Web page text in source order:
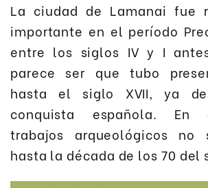
La ciudad de Lamanai fue
importante en el período
entre los siglos IV y I
parece ser que tubo
hasta el siglo XVII, ya
conquista española. En
trabajos arqueológicos no
hasta la década de los 70 del